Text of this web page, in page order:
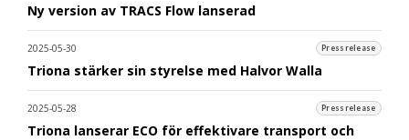
Ny version av TRACS Flow lanserad
2025-05-30 Pressrelease
Triona stärker sin styrelse med Halvor Walla
2025-05-28 Pressrelease
Triona lanserar ECO för effektivare transport och